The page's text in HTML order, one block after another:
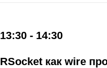
13:30 - 14:30
RSocket как wire